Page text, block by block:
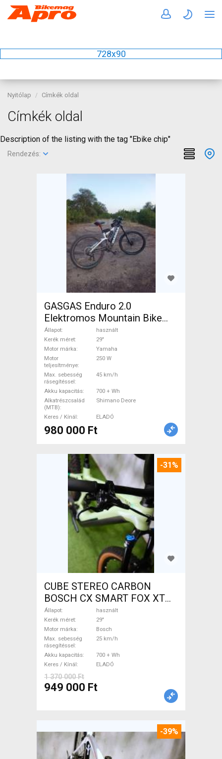
728x90
Nyitólap Címkék oldal
Címkék oldal
Description of the listing with the tag "Ebike chip"
Rendezés:
GASGAS Enduro 2.0
Elektromos Mountain Bike
29" össztelós / fully Yamaha
Shimano Deore használt
ELADÓ
Állapot
használt
Kerék méret
29"
Motor márka
Yamaha
Motor
teljesítménye
250 W
Max. sebesség
rásegítéssel
45 km/h
Akku kapacitás
700 + Wh
Alkatrészcsalád
(MTB)
Shimano Deore
Keres / Kínál ELADÓ
980 000 Ft
-31%
CUBE STEREO CARBON
BOSCH CX SMART FOX XT
Elektromos Mountain Bike
29" össztelós / fully Bosch
használt ELADÓ
Állapot
használt
Kerék méret
29"
Motor márka
Bosch
Max. sebesség
rásegítéssel
25 km/h
Akku kapacitás
700 + Wh
Keres / Kínál
ELADÓ
1 370 000 Ft
949 000 Ft
-39%